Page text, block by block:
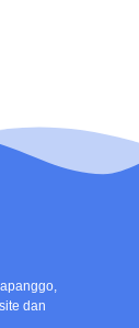
dan